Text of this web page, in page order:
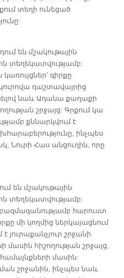
տեղի ունեցած
են մշակութային
տեղեկատվությամբ:
գիրքը
դաշտավայրից
նաև Ադանա քաղաքի
շրջայց: Գրքում կա
քննարկվում է
ինչպես
Նուրի Հաս անցուղին, որը
են մշակութային
տեղեկատվությամբ:
հարուստ
մի կողմից ներկայացնում
յուրաքանչյուր շրջանի
հիշողության շրջայց,
մասին:
շրջանին, ինչպես նաև